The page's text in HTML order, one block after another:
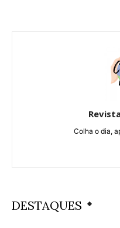
Colha o dia,
DESTAQUES